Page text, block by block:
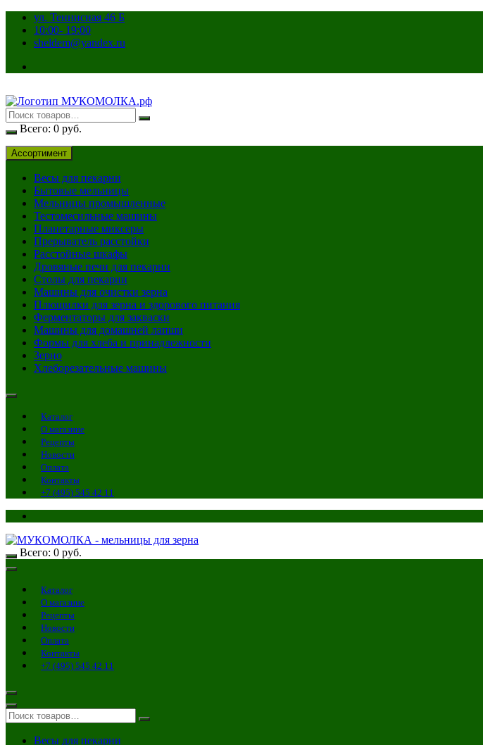
Перейти
содержимому
ул. Теннисная 46 Б
10:00- 19:00
sheldem@yandex.ru
Всего: 0 руб.
Ассортимент
Весы для пекарни
Бытовые мельницы
Мельницы промышленные
Тестомесильные машины
Планетарные миксеры
Прерыватель расстойки
Расстойные шкафы
Дровяные печи для пекарни
Столы для пекарни
Машины для очистки зерна
Плющилки для зерна и здорового питания
Ферментаторы для закваски
Машины для домашней лапши
Формы для хлеба и принадлежности
Зерно
Хлеборезательные машины
Каталог
О магазине
Рецепты
Новости
Оплата
Контакты
+7 (495) 545 42 11
Всего: 0 руб.
Каталог
О магазине
Рецепты
Новости
Оплата
Контакты
+7 (495) 545 42 11
Весы для пекарни